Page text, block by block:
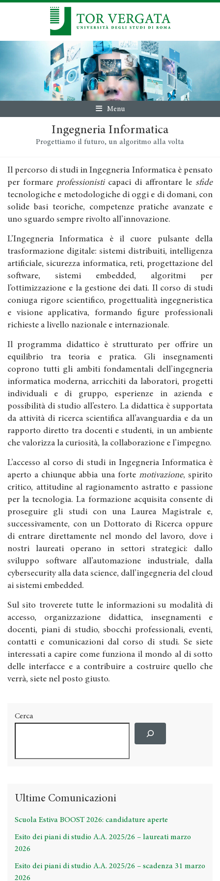
Menu
Ingegneria Informatica
Progettiamo il futuro, un algoritmo alla volta
Il percorso di studi in Ingegneria Informatica è pensato
per formare professionisticapaci di affrontare le sfide
tecnologiche e metodologiche di oggi e di domani, con
solide basi teoriche, competenze pratiche avanzate e
uno sguardo sempre rivolto all’innovazione.
L’Ingegneria Informatica è il cuore pulsante della
trasformazione digitale: sistemi distribuiti, intelligenza
artificiale, sicurezza informatica, reti, progettazione del
software, sistemi embedded, algoritmi per
l’ottimizzazione e la gestione dei dati. Il corso di studi
coniuga rigore scientifico, progettualità ingegneristica
e visione applicativa, formando figure professionali
richieste a livello nazionale e internazionale.
Il programma didattico è strutturato per offrire un
equilibrio tra teoria e pratica. Gli insegnamenti
coprono tutti gli ambiti fondamentali dell’ingegneria
informatica moderna, arricchiti da laboratori, progetti
individuali e di gruppo, esperienze in azienda e
possibilità di studio all’estero. La didattica è supportata
da attività di ricerca scientifica all’avanguardia e da un
rapporto diretto tra docenti e studenti, in un ambiente
che valorizza la curiosità, la collaborazione e l’impegno.
L’accesso al corso di studi in Ingegneria Informatica è
aperto a chiunque abbia una forte motivazione, spirito
critico, attitudine al ragionamento astratto e passione
per la tecnologia. La formazione acquisita consente di
proseguire gli studi con una Laurea Magistrale e,
successivamente, con un Dottorato di Ricerca oppure
di entrare direttamente nel mondo del lavoro, dove i
nostri laureati operano in settori strategici: dallo
sviluppo software all’automazione industriale, dalla
cybersecurity alla data science, dall’ingegneria del cloud
ai sistemi embedded.
Sul sito troverete tutte le informazioni su modalità di
accesso, organizzazione didattica, insegnamenti e
docenti, piani di studio, sbocchi professionali, eventi,
contatti e comunicazioni dal corso di studi. Se siete
interessati a capire come funziona il mondo al di sotto
delle interfacce e a contribuire a costruire quello che
verrà, siete nel posto giusto.
Cerca
Ultime Comunicazioni
Scuola Estiva BOOST 2026: candidature aperte
Esito dei piani di studio A.A. 2025/26 – laureati marzo
2026
Esito dei piani di studio A.A. 2025/26 – scadenza 31 marzo
2026